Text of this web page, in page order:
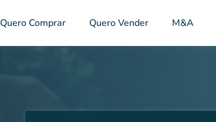
Quero Comprar Quero Vender M&A